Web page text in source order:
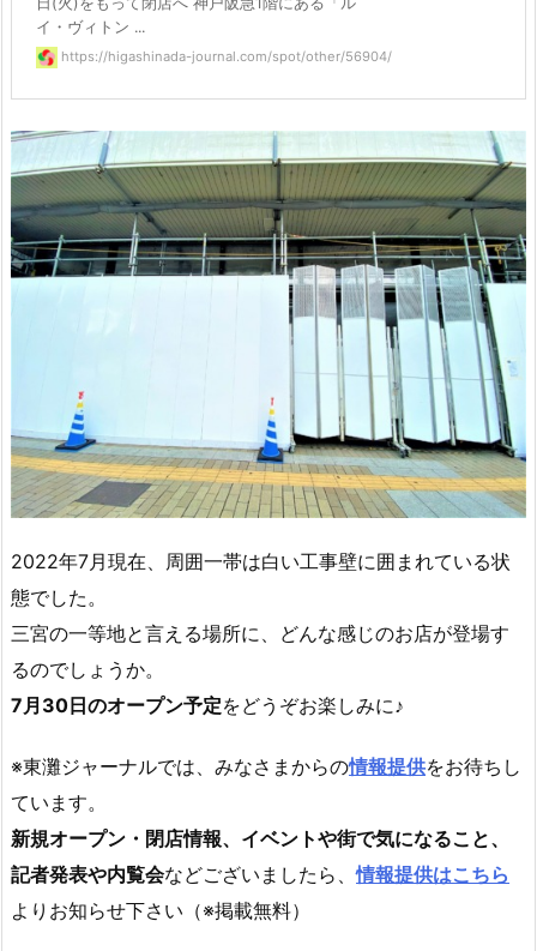
イ・ヴィトン ...
https://higashinada-journal.com/spot/other/56904/
2022年7月現在、周囲一帯は白い工事壁に囲まれている状
態でした。
三宮の一等地と言える場所に、どんな感じのお店が登場す
るのでしょうか。
7月30日のオープン予定をどうぞお楽しみに♪
※東灘ジャーナルでは、みなさまからの情報提供をお待ちし
ています。
新規オープン・閉店情報、イベントや街で気になること、
記者発表や内覧会などございましたら、情報提供はこちら
よりお知らせ下さい（※掲載無料）